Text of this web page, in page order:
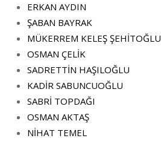
ERKAN AYDIN
ŞABAN BAYRAK
MÜKERREM KELEŞ ŞEHİTOĞLU
OSMAN ÇELİK
SADRETTİN HAŞILOĞLU
KADİR SABUNCUOĞLU
SABRİ TOPDAĞI
OSMAN AKTAŞ
NİHAT TEMEL